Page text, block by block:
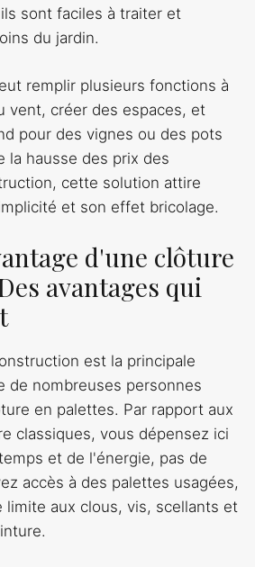
sont faciles à traiter et
du jardin.
remplir plusieurs fonctions à
vent, créer des espaces, et
pour des vignes ou des pots
la hausse des prix des
cette solution attire
et son effet bricolage.
d'une clôture
avantages qui
est la principale
de nombreuses personnes
en palettes. Par rapport aux
classiques, vous dépensez ici
et de l'énergie, pas de
accès à des palettes usagées,
limite aux clous, vis, scellants et